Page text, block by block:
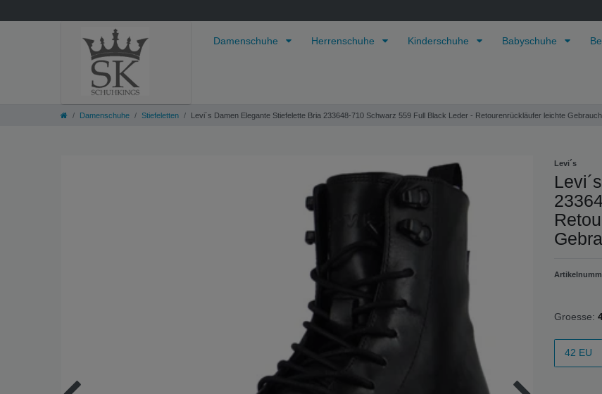
Damenschuhe Herrenschuhe Kinderschuhe Babyschuhe
Damenschuhe Stiefeletten Levi´s Damen Elegante Stiefelette Bria 233648-710 Schwarz 559 Full Black Leder - Retourenrückläufer leichte
Levi´s
Groesse:
42 EU